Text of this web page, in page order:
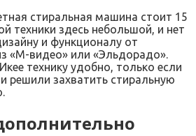
стиральная машина стоит 15
техники здесь небольшой, и нет
и функционалу от
«М-видео» или «Эльдорадо».
технику удобно, только если
решили захватить стиральную